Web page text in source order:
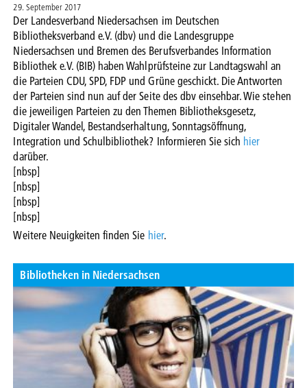
29. September 2017
Der Landesverband Niedersachsen im Deutschen
Bibliotheksverband e.V. (dbv) und die Landesgruppe
Niedersachsen und Bremen des Berufsverbandes Information
Bibliothek e.V. (BIB) haben Wahlprüfsteine zur Landtagswahl an
die Parteien CDU, SPD, FDP und Grüne geschickt. Die Antworten
der Parteien sind nun auf der Seite des dbv einsehbar. Wie stehen
die jeweiligen Parteien zu den Themen Bibliotheksgesetz,
Digitaler Wandel, Bestandserhaltung, Sonntagsöffnung,
Integration und Schulbibliothek? Informieren Sie sich hier
darüber.
[nbsp]
[nbsp]
[nbsp]
[nbsp]
Weitere Neuigkeiten finden Sie hier.
Bibliotheken in Niedersachsen